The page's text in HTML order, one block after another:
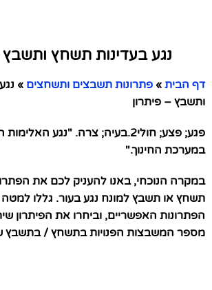
נגע בעדינות תשחץ ותשבץ
דף הבית » פתרונות תשבצים ותשחצים »
ותשבץ – פיתרון
פגע; פצע; חולי2.בעיה; צרה. "נגע
במערכת החינוך."
במקרה הנוכחי, באנו להעניק לכם את
תשחץ או תשבץ למונח נגע בעור. גללו
הפתרונות האפשריים, וביחרו את הפיתרון
מספר המשבצות הפנויות בתשחץ / בתשבץ